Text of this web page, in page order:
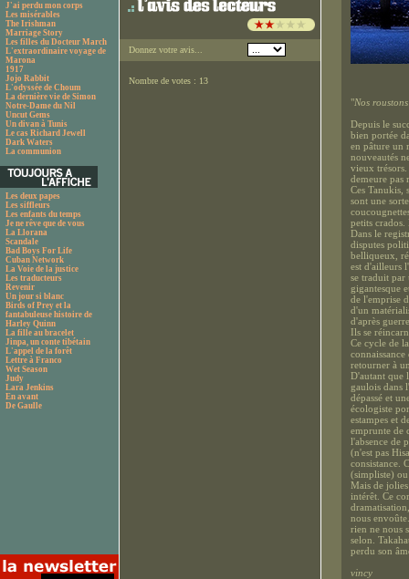
J'ai perdu mon corps
Les misérables
The Irishman
Marriage Story
Les filles du Docteur March
L'extraordinaire voyage de
Marona
1917
Jojo Rabbit
L'odyssée de Choum
La dernière vie de Simon
Notre-Dame du Nil
Uncut Gems
Un divan à Tunis
Le cas Richard Jewell
Dark Waters
La communion
Les deux papes
Les siffleurs
Les enfants du temps
Je ne rêve que de vous
La Llorana
Scandale
Bad Boys For Life
Cuban Network
La Voie de la justice
Les traducteurs
Revenir
Un jour si blanc
Birds of Prey et la
fantabuleuse histoire de
Harley Quinn
La fille au bracelet
Jinpa, un conte tibétain
L'appel de la forêt
Lettre à Franco
Wet Season
Judy
Lara Jenkins
En avant
De Gaulle
Donnez votre avis...
Nombre de votes : 13
"Nos
Depuis le
bien portée
en pâture un
nouveautés
vieux
demeure pas
Ces Tanukis,
sont une
petits crados.
Dans le
disputes
belliqueux,
est d'ailleurs
se traduit par
gigantesque
de l'emprise
d'un
d'après
Ils se
Ce cycle de
retourner à
D'autant que
gaulois dans
dépassé et
écologiste
estampes et
emprunte de
l'absence de
(n'est pas
consistance.
(simpliste)
Mais de
intérêt. Ce
nous
rien ne nous
selon.
perdu son
vincy